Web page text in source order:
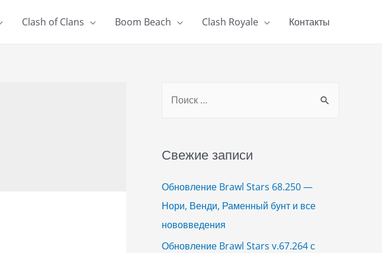
Clash of Clans Boom Beach Clash Royale Контакты
r
h
f
o
r
Свежие записи
Обновление Brawl Stars 68.250 —
Нори, Венди, Раменный бунт и все
нововведения
Обновление Brawl Stars v.67.264 с